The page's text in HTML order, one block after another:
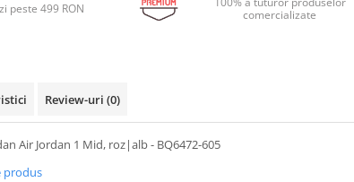
peste 499 RON
comercializate
Review-uri (0)
Air Jordan 1 Mid, roz|alb - BQ6472-605
produs